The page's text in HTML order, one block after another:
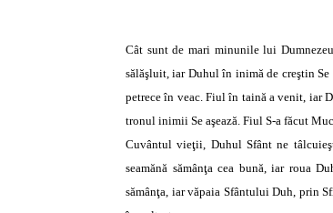
Cât sunt de mari minunile lui
sălăşluit, iar Duhul în inimă de creştin
petrece în veac. Fiul în taină a venit, iar
tronul inimii Se aşează. Fiul S-a făcut
Cuvântul vieţii, Duhul Sfânt ne
seamănă sămânţa cea bună, iar roua
sămânţa, iar văpaia Sfântului Duh, prin